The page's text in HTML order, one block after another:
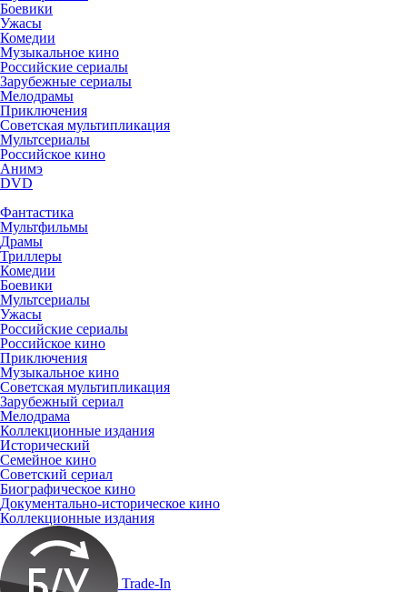
Боевики
Ужасы
Комедии
Музыкальное кино
Российские сериалы
Зарубежные сериалы
Мелодрамы
Приключения
Советская мультипликация
Мультсериалы
Российское кино
Анимэ
DVD
Фантастика
Мультфильмы
Драмы
Триллеры
Комедии
Боевики
Мультсериалы
Ужасы
Российские сериалы
Российское кино
Приключения
Музыкальное кино
Советская мультипликация
Зарубежный сериал
Мелодрама
Коллекционные издания
Исторический
Семейное кино
Советский сериал
Биографическое кино
Документально-историческое кино
Коллекционные издания
Trade-In